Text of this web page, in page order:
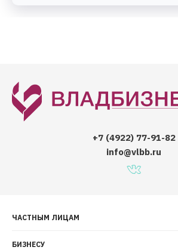
+7 (4922) 77-91-82
info@vlbb.ru
ЧАСТНЫМ ЛИЦАМ
БИЗНЕСУ